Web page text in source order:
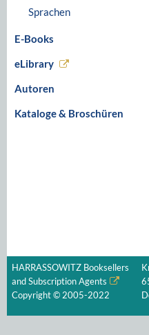
Sprachen
E-Books
eLibrary
Autoren
Kataloge & Broschüren
HARRASSOWITZ Booksellers
and Subscription Agents
Copyright © 2005-2022